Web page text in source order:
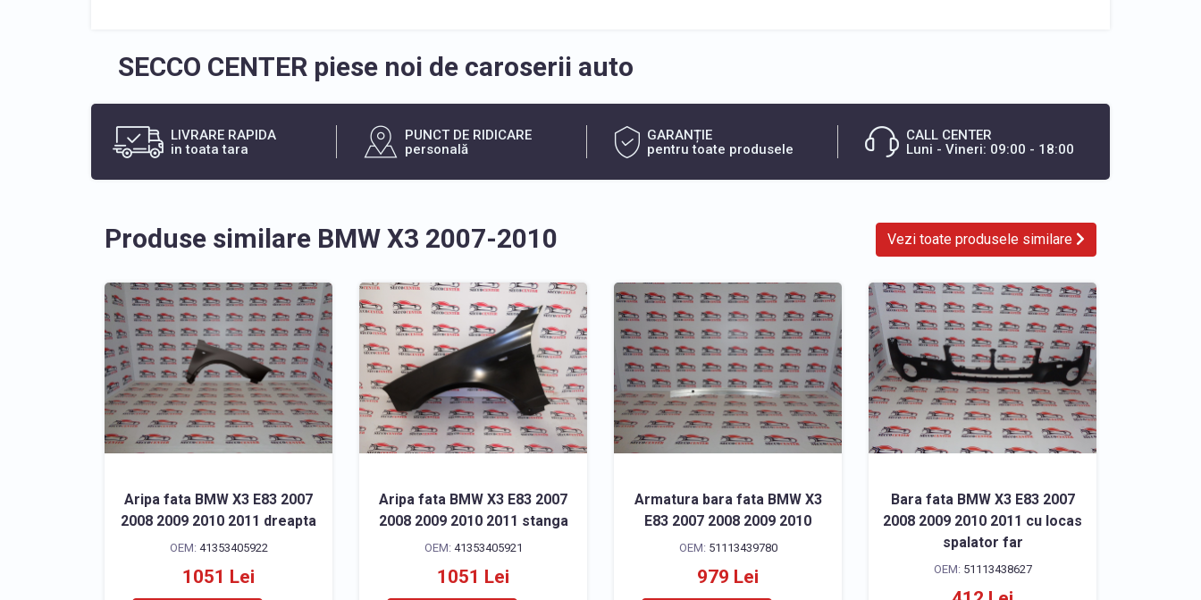
SECCO CENTER piese noi de caroserii auto
LIVRARE RAPIDA
in toata tara
PUNCT DE RIDICARE
personală
GARANȚIE
pentru toate produsele
CALL CENTER
Luni - Vineri: 09:00 - 18:00
Produse similare BMW X3 2007-2010 Vezi toate produsele similare
Aripa fata BMW X3 E83 2007
2008 2009 2010 2011 dreapta
OEM: 41353405922
1051 Lei
Aripa fata BMW X3 E83 2007
2008 2009 2010 2011 stanga
OEM: 41353405921
1051 Lei
Armatura bara fata BMW X3
E83 2007 2008 2009 2010
OEM: 51113439780
979 Lei
Bara fata BMW X3 E83 2007
2008 2009 2010 2011 cu locas
spalator far
OEM: 51113438627